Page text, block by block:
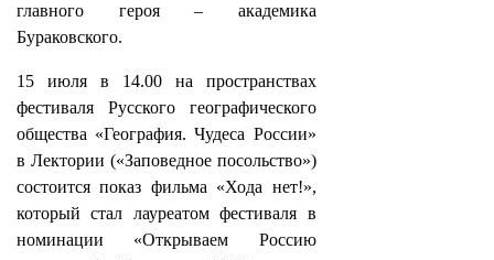
главного героя – академика
Бураковского.
15 июля в 14.00 на пространствах
фестиваля Русского географического
общества «География. Чудеса России»
в Лектории («Заповедное посольство»)
состоится показ фильма «Хода нет!»,
который стал лауреатом фестиваля в
номинации «Открываем Россию